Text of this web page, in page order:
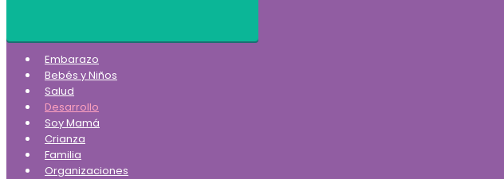
Embarazo
Bebés y Niños
Salud
Desarrollo
Soy Mamá
Crianza
Familia
Organizaciones